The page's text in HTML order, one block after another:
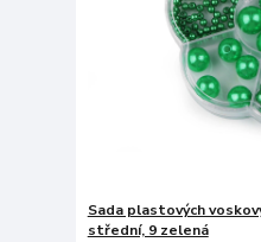
Sada plastových
střední, 9 zelená